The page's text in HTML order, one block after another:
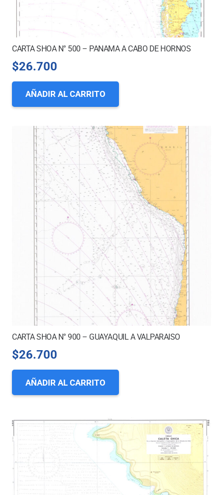
CARTA SHOA N° 500 – PANAMA A CABO DE HORNOS
$26.700
AÑADIR AL CARRITO
CARTA SHOA N° 900 – GUAYAQUIL A VALPARAISO
$26.700
AÑADIR AL CARRITO